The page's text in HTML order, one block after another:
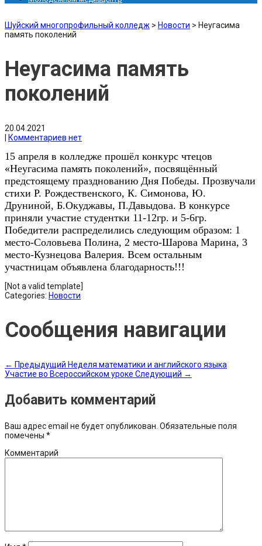
Шуйский многопрофильный колледж > Новости > Неугасима
память поколений
Неугасима память
поколений
20.04.2021
Комментариев нет
15 апреля в колледже прошёл конкурс чтецов
«Неугасима память поколений», посвящённый
предстоящему празднованию Дня Победы. Прозвучали
стихи Р. Рождественского, К. Симонова, Ю.
Друниной, Б.Окуджавы, П.Давыдова. В конкурсе
приняли участие студентки 11-12гр. и 5-6гр.
Победители распределились следующим образом: 1
место-Соловьева Полина, 2 место-Шарова Марина, 3
место-Кузнецова Валерия. Всем остальным
участницам объявлена благодарность!!!
[Not a valid template]
Categories: Новости
Сообщения навигации
← Предыдущий Неделя математики и английского языка
Участие во Всероссийском уроке Следующий →
Добавить комментарий
Ваш адрес email не будет опубликован. Обязательные поля
помечены *
Комментарий